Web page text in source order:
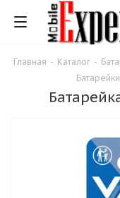
Главная - Каталог -
Батарейки